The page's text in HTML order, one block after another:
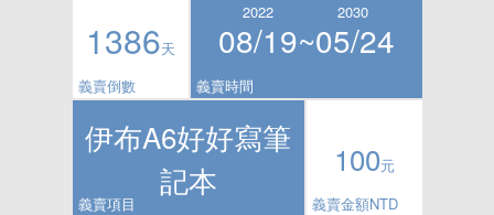
1386天
義賣倒數
2022
08/19~
2030
05/24
義賣時間
伊布A6好好寫筆
記本
義賣項目
100元
義賣金額NTD